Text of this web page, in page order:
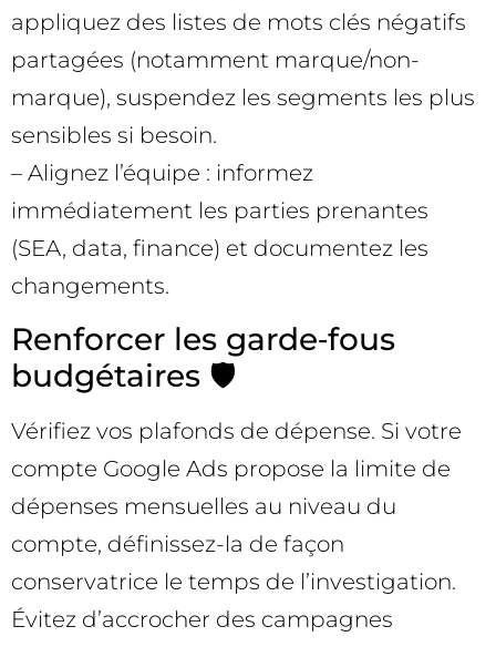
appliquez des listes de mots clés négatifs
partagées (notamment marque/non-
marque), suspendez les segments les plus
sensibles si besoin.
– Alignez l’équipe : informez
immédiatement les parties prenantes
(SEA, data, finance) et documentez les
changements.
Renforcer les garde‑fous
budgétaires 🛡️
Vérifiez vos plafonds de dépense. Si votre
compte Google Ads propose la limite de
dépenses mensuelles au niveau du
compte, définissez-la de façon
conservatrice le temps de l’investigation.
Évitez d’accrocher des campagnes